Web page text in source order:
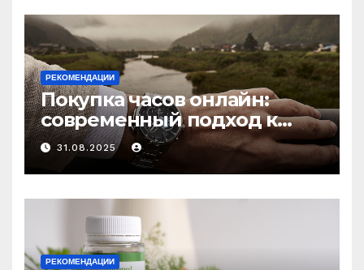
РЕКОМЕНДАЦИИ
Покупка часов онлайн:
современный подход к
выбору аксессуаров
31.08.2025
РЕКОМЕНДАЦИИ